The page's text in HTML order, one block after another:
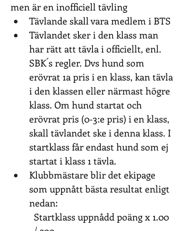
men är en inofficiell tävling
Tävlande skall vara medlem i BTS
Tävlandet sker i den klass man
har rätt att tävla i officiellt, enl.
SBK´s regler. Dvs hund som
erövrat 1a pris i en klass, kan tävla
i den klassen eller närmast högre
klass. Om hund startat och
erövrat pris (0-3:e pris) i en klass,
skall tävlandet ske i denna klass. I
startklass får endast hund som ej
startat i klass 1 tävla.
Klubbmästare blir det ekipage
som uppnått bästa resultat enligt
nedan:
Startklass uppnådd poäng x 1.00